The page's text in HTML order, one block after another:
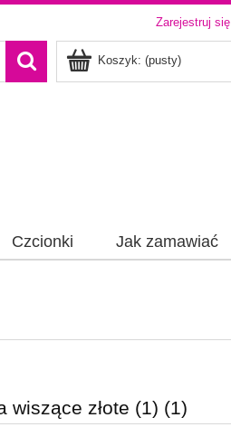
Zarejestruj się
Koszyk: (pusty)
Czcionki Jak zamawiać
wiszące złote (1) (1)